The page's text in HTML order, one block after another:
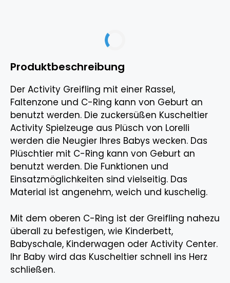
Produktbeschreibung
Der Activity Greifling mit einer Rassel,
Faltenzone und C-Ring kann von Geburt an
benutzt werden. Die zuckersüßen Kuscheltier
Activity Spielzeuge aus Plüsch von Lorelli
werden die Neugier Ihres Babys wecken. Das
Plüschtier mit C-Ring kann von Geburt an
benutzt werden. Die Funktionen und
Einsatzmöglichkeiten sind vielseitig. Das
Material ist angenehm, weich und kuschelig.
Mit dem oberen C-Ring ist der Greifling nahezu
überall zu befestigen, wie Kinderbett,
Babyschale, Kinderwagen oder Activity Center.
Ihr Baby wird das Kuscheltier schnell ins Herz
schließen.